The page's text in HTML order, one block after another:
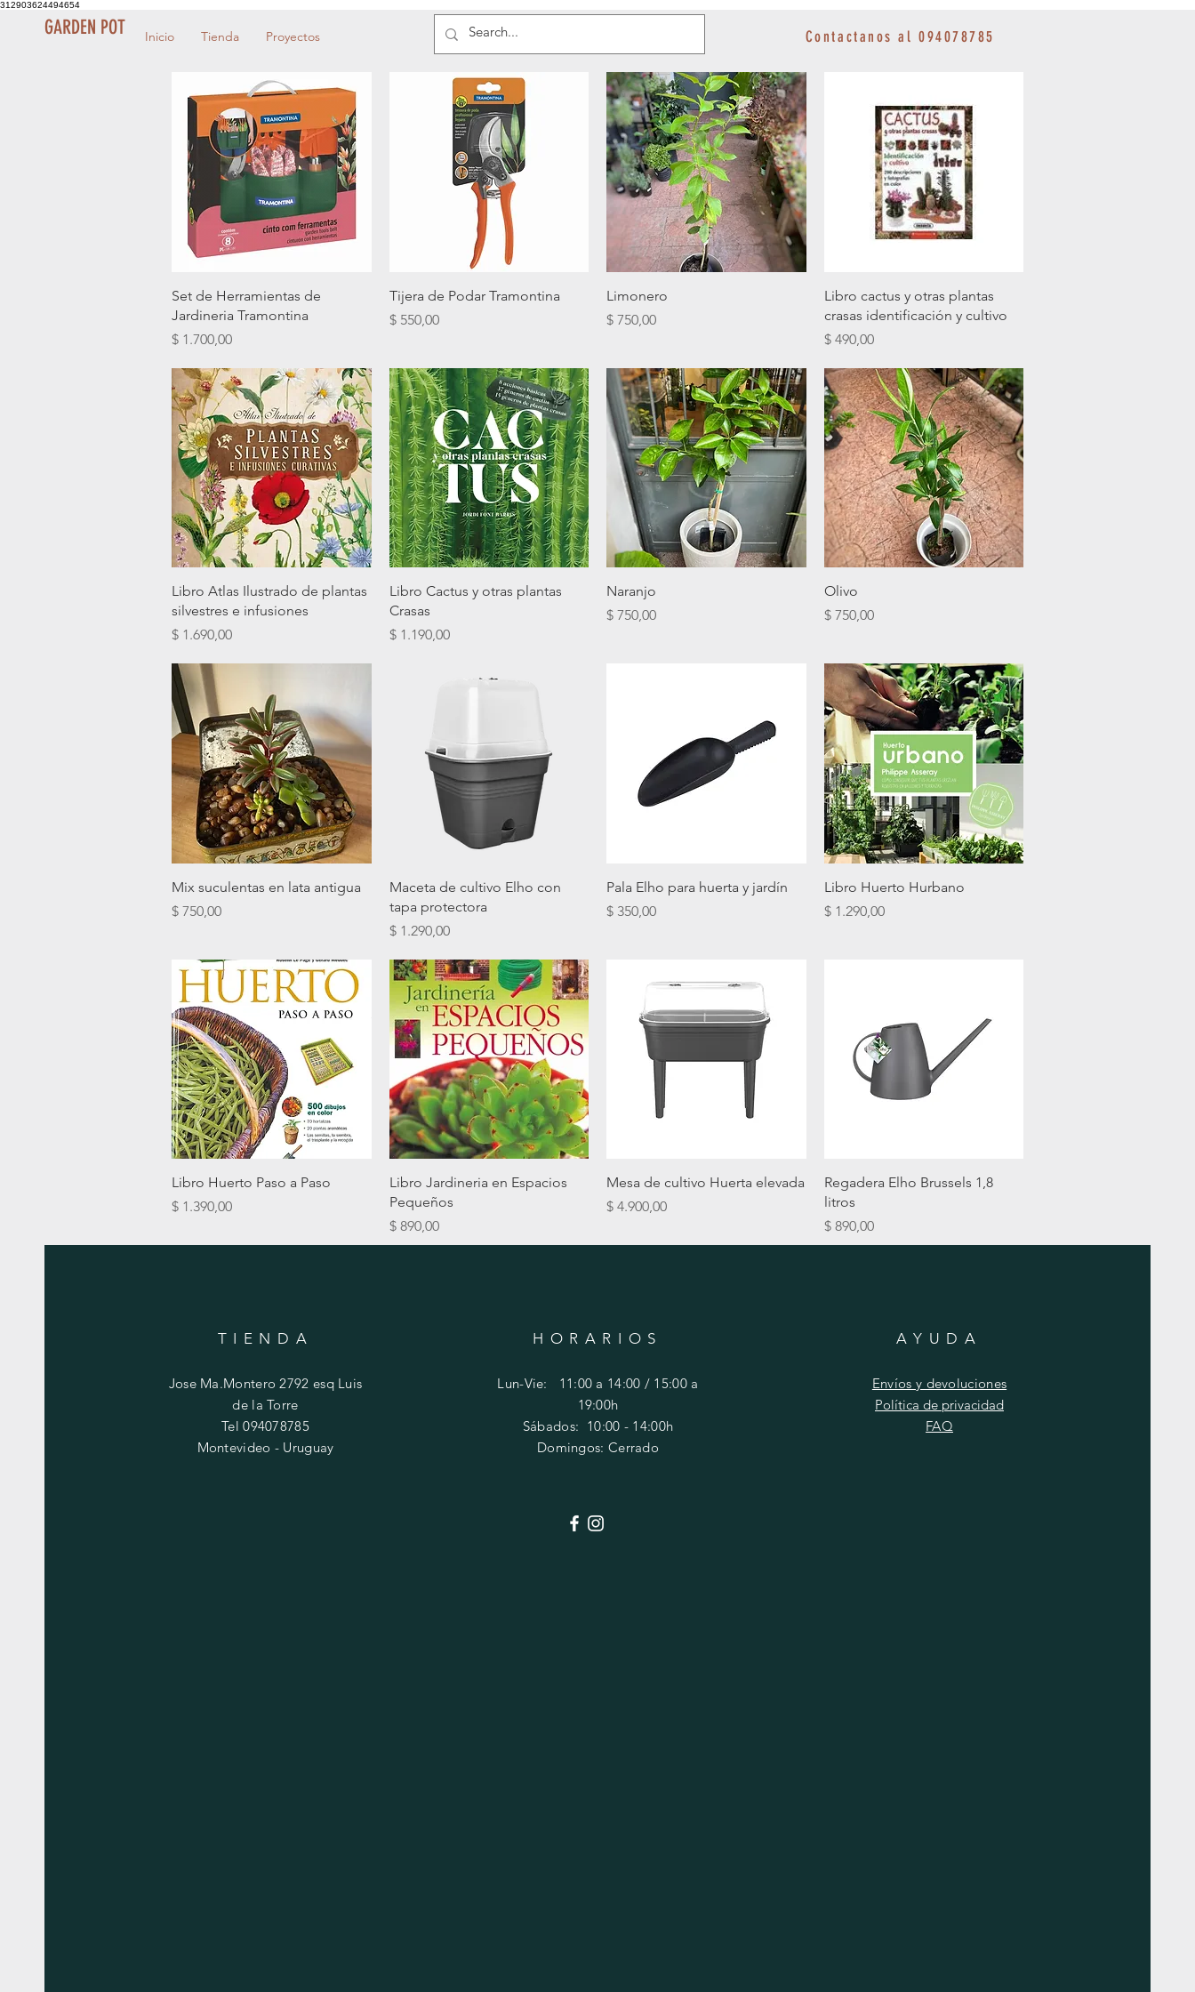
312903624494654
GARDEN POT Inicio Tienda Proyectos Contactanos al 094078785
Vista rápida
Set de Herramientas de
Jardineria Tramontina
Precio
$ 1.700,00
Vista rápida
Tijera de Podar Tramontina
Precio
$ 550,00
Limonero
Precio
$ 750,00
Vista rápida
Libro cactus y otras plantas
crasas identificación y cultivo
Precio
$ 490,00
Vista rápida
Libro Atlas Ilustrado de plantas
silvestres e infusiones
Precio
$ 1.690,00
Vista rápida
Libro Cactus y otras plantas
Crasas
Precio
$ 1.190,00
Naranjo
Precio
$ 750,00
Olivo
Precio
$ 750,00
Vista rápida
Mix suculentas en lata antigua
Precio
$ 750,00
Vista rápida
Maceta de cultivo Elho con
tapa protectora
Precio
$ 1.290,00
Vista rápida
Pala Elho para huerta y jardín
Precio
$ 350,00
Vista rápida
Libro Huerto Hurbano
Precio
$ 1.290,00
Vista rápida
Libro Huerto Paso a Paso
Precio
$ 1.390,00
Vista rápida
Libro Jardineria en Espacios
Pequeños
Precio
$ 890,00
Vista rápida
Mesa de cultivo Huerta elevada
Precio
$ 4.900,00
Vista rápida
Regadera Elho Brussels 1,8
litros
Precio
$ 890,00
TIENDA
Jose Ma.Montero 2792 esq Luis
de la Torre
Tel 094078785
Montevideo - Uruguay
HORARIOS
Lun-Vie: 11:00 a 14:00 / 15:00 a
19:00h
​​Sábados: 10:00 - 14:00h
Domingos: Cerrado
AYUDA
Envíos y devoluciones
Política de privacidad
FAQ